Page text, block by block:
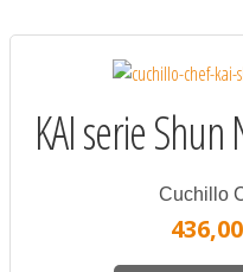
KAI serie
Cuchillo